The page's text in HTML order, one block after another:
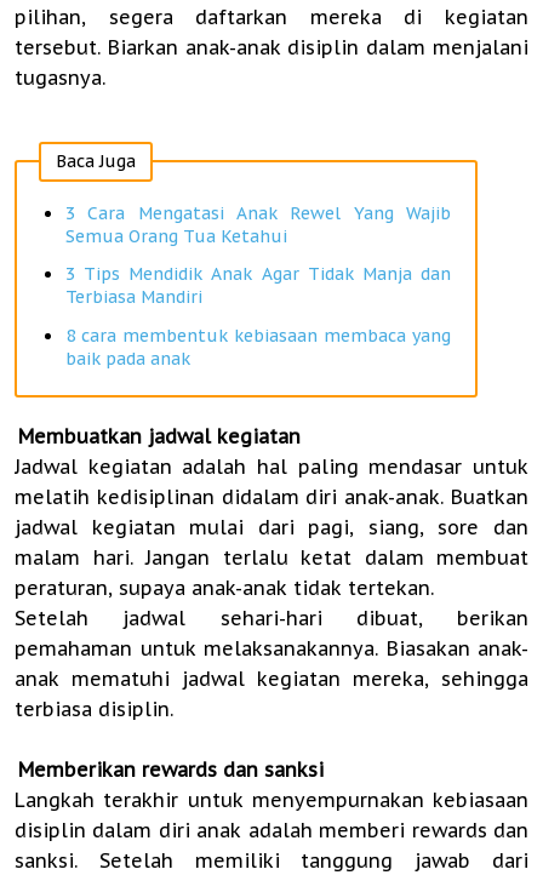
pilihan, segera daftarkan mereka di kegiatan
tersebut. Biarkan anak-anak disiplin dalam menjalani
tugasnya.
Baca Juga
3 Cara Mengatasi Anak Rewel Yang Wajib
Semua Orang Tua Ketahui
3 Tips Mendidik Anak Agar Tidak Manja dan
Terbiasa Mandiri
8 cara membentuk kebiasaan membaca yang
baik pada anak
Membuatkan jadwal kegiatan
Jadwal kegiatan adalah hal paling mendasar untuk
melatih kedisiplinan didalam diri anak-anak. Buatkan
jadwal kegiatan mulai dari pagi, siang, sore dan
malam hari. Jangan terlalu ketat dalam membuat
peraturan, supaya anak-anak tidak tertekan.
Setelah jadwal sehari-hari dibuat, berikan
pemahaman untuk melaksanakannya. Biasakan anak-
anak mematuhi jadwal kegiatan mereka, sehingga
terbiasa disiplin.
Memberikan rewards dan sanksi
Langkah terakhir untuk menyempurnakan kebiasaan
disiplin dalam diri anak adalah memberi rewards dan
sanksi. Setelah memiliki tanggung jawab dari